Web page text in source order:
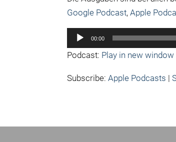
Google Podcast,Apple
Audio-
Player
00:00
Podcast: Play in new window
Subscribe:Apple Podcasts |